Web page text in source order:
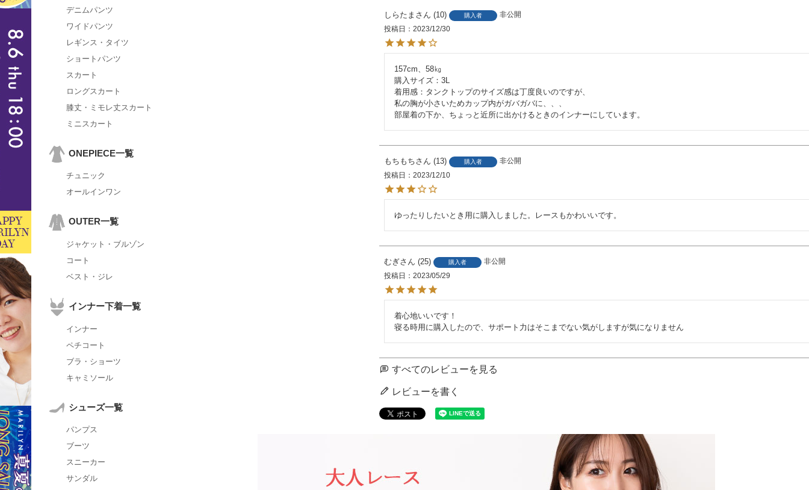
デニムパンツ
ワイドパンツ
レギンス・タイツ
ショートパンツ
スカート
ロングスカート
膝丈・ミモレ丈スカート
ミニスカート
ONEPIECE一覧
チュニック
オールインワン
OUTER一覧
ジャケット・ブルゾン
コート
ベスト・ジレ
インナー下着一覧
インナー
ペチコート
ブラ・ショーツ
キャミソール
シューズ一覧
パンプス
ブーツ
スニーカー
サンダル
しらたま 10 購入者
非公開
投稿日
2023/12/30
157cm、58㎏
購入サイズ：3L
着用感：タンクトップのサイズ感は丁度良いのですが、
私の胸が小さいためカップ内がガバガバに、、、
部屋着の下か、ちょっと近所に出かけるときのインナーにしています。
もちもち 13 購入者
非公開
投稿日
2023/12/10
ゆったりしたいとき用に購入しました。レースもかわいいです。
むぎ 25 購入者
非公開
投稿日
2023/05/29
着心地いいです！
寝る時用に購入したので、サポート力はそこまでない気がしますが気になりません
すべてのレビューを見る
レビューを書く